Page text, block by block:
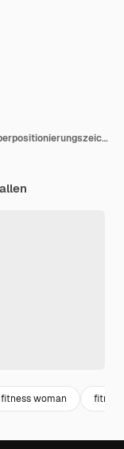
Satz Yoga-Pose-Silhouette-Design, Körperpositionierungszeichen und -symbol
fitness woman fitness